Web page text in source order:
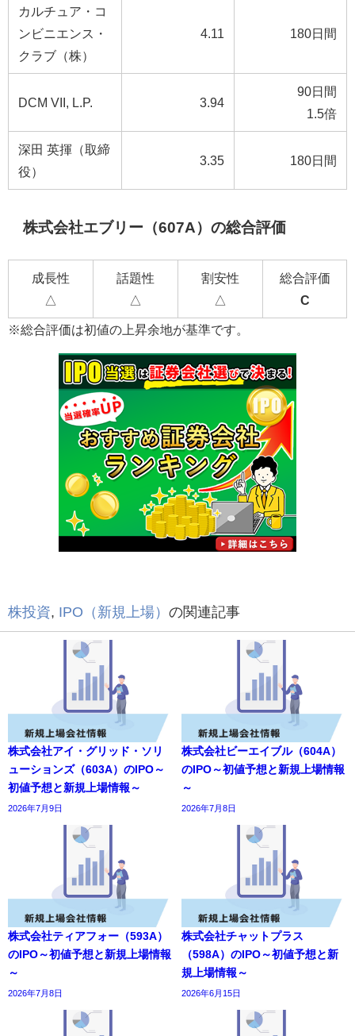
カルチュア・コ
ンビニエンス・
クラブ（株）
4.11 180日間
DCM VII, L.P. 3.94
90日間
1.5倍
深田 英揮（取締
役）
3.35 180日間
株式会社エブリー（607A）の総合評価
成長性
△
話題性
△
割安性
△
総合評価
C
※総合評価は初値の上昇余地が基準です。
株投資, IPO（新規上場） の関連記事
株式会社アイ・グリッド・ソリ
ューションズ（603A）のIPO～
初値予想と新規上場情報～
2026年7月9日
株式会社ビーエイブル（604A）
のIPO～初値予想と新規上場情報
～
2026年7月8日
株式会社ティアフォー（593A）
のIPO～初値予想と新規上場情報
～
2026年7月8日
株式会社チャットプラス
（598A）のIPO～初値予想と新
規上場情報～
2026年6月15日